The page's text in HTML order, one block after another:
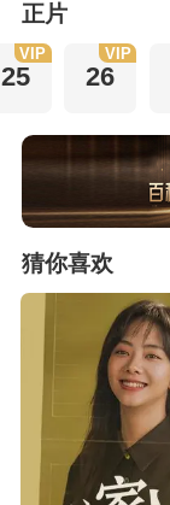
正片
25
VIP
26
VIP
猜你喜欢